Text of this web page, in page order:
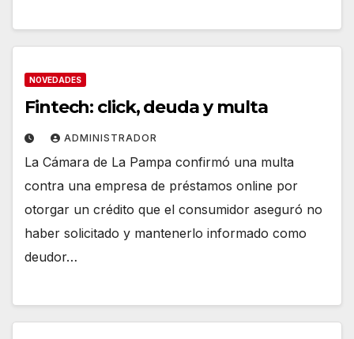
NOVEDADES
Fintech: click, deuda y multa
ADMINISTRADOR
La Cámara de La Pampa confirmó una multa
contra una empresa de préstamos online por
otorgar un crédito que el consumidor aseguró no
haber solicitado y mantenerlo informado como
deudor…